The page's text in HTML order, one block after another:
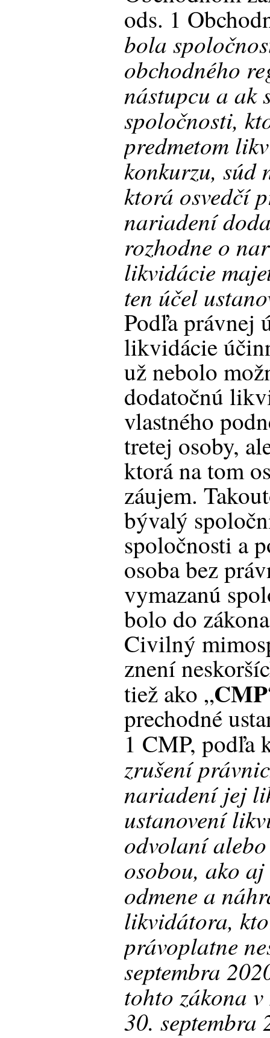
ods. 1
bola
obchodného
nástupcu a ak
spoločnosti,
predmetom
konkurzu, súd
ktorá osvedčí
nariadení
rozhodne o
likvidácie
ten účel
Podľa právnej
likvidácie
už nebolo
dodatočnú
vlastného
tretej osoby,
ktorá na tom
záujem.
bývalý
spoločnosti a
osoba bez
vymazanú
bolo do
Civilný
znení
tiež ako „CMP
prechodné
1 CMP, podľa
zrušení
nariadení jej
ustanovení
odvolaní
osobou, ako
odmene a
likvidátora,
právoplatne
septembra
tohto zákona
30. septembra